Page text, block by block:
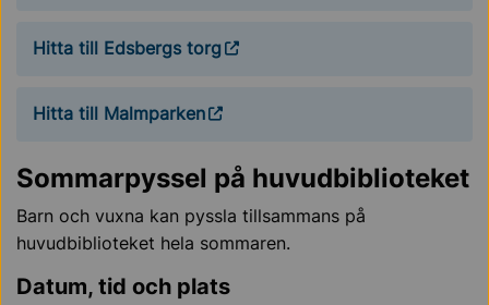
Hitta till Edsbergs torg
Hitta till Malmparken
Sommarpyssel på huvudbiblioteket
Barn och vuxna kan pyssla tillsammans på
huvudbiblioteket hela sommaren.
Datum, tid och plats